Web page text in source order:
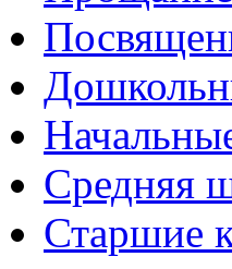
Средняя
Старшие